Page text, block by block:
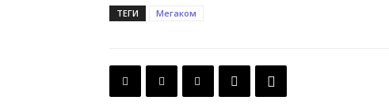
ТЕГИ Мегаком